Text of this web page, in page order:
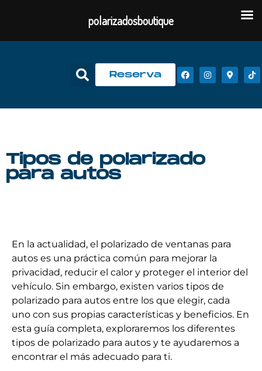
Reserva
Tipos de polarizado
para autos
En la actualidad, el polarizado de ventanas para
autos es una práctica común para mejorar la
privacidad, reducir el calor y proteger el interior del
vehículo. Sin embargo, existen varios tipos de
polarizado para autos entre los que elegir, cada
uno con sus propias características y beneficios. En
esta guía completa, exploraremos los diferentes
tipos de polarizado para autos y te ayudaremos a
encontrar el más adecuado para ti.
polarizadosboutique